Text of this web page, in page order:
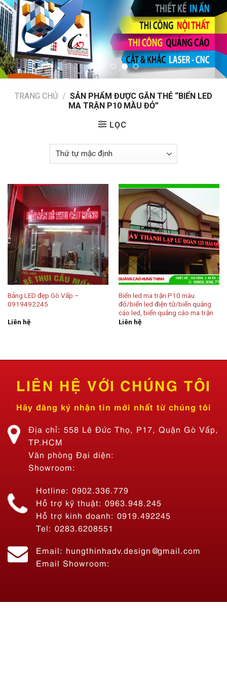
TRANG CHỦ / SẢN PHẨM ĐƯỢC GẮN THẺ “BIỂN LED
MA TRẬN P10 MÀU ĐỎ”
LỌC
Bảng LED đẹp Gò Vấp –
0919492245
Liên hệ
Biển led ma trận P10 màu
đỏ/biển led điện tử/biển quảng
cáo led, biển quảng cáo ma trận
Liên hệ
LIÊN HỆ VỚI CHÚNG TÔI
Hãy đăng ký nhận tin mới nhất từ chúng tôi
Địa chỉ: 558 Lê Đức Thọ, P17, Quận Gò Vấp,
TP.HCM
Văn phòng Đại diện:
Showroom:
Hotline: 0902.336.779
Hỗ trợ kỹ thuật: 0963.948.245
Hỗ trợ kinh doanh: 0919.492245
Tel: 0283.6208551
Email: hungthinhadv.design@gmail.com
Email Showroom: